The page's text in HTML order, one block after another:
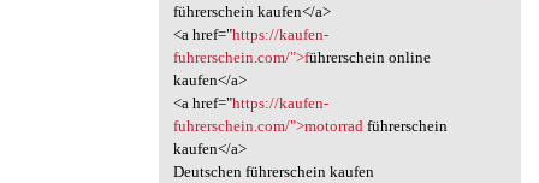
führerschein kaufen</a>
<a href="https://kaufen-
fuhrerschein.com/">führerschein online
kaufen</a>
<a href="https://kaufen-
fuhrerschein.com/">motorrad führerschein
kaufen</a>
Deutschen führerschein kaufen